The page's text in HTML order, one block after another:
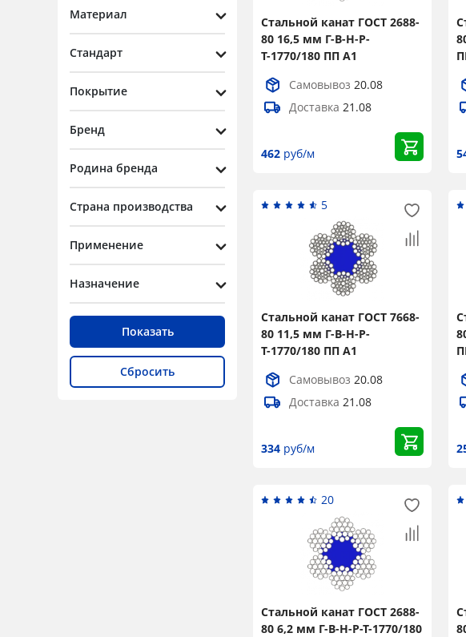
13,52
142
14,5
16
16,54
17,52
19,54
214
22,52
232
Материал
Стандарт
Покрытие
Бренд
Родина бренда
Страна производства
Применение
Назначение
Показать
Сбросить
Стальной канат ГОСТ 2688-
80 16,5 мм Г-В-Н-Р-
Т-1770/180 ПП А1
Самовывоз 20.08
Доставка 21.08
462 руб/м
5
Стальной канат ГОСТ 7668-
80 11,5 мм Г-В-Н-Р-
Т-1770/180 ПП А1
Самовывоз 20.08
Доставка 21.08
334 руб/м
20
Стальной канат ГОСТ 2688-
80 6,2 мм Г-В-Н-Р-Т-1770/180